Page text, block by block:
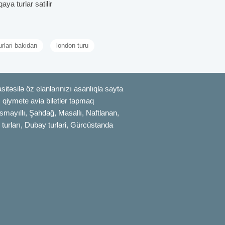
turlar satilir
bakidan london turu
öz elanlarınızı asanlıqla sayta
avia biletler tapmaq
Şahdağ, Masallı, Naftlanan,
Dubay turlari, Gürcüstanda